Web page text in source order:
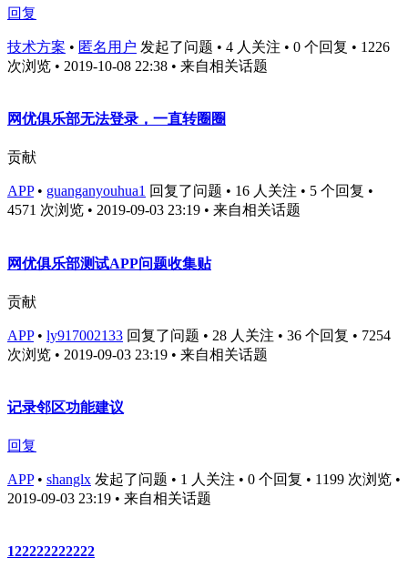
回复
技术方案 • 匿名用户 发起了问题 • 4 人关注 • 0 个回复 • 1226
次浏览 • 2019-10-08 22:38 • 来自相关话题
网优俱乐部无法登录，一直转圈圈
贡献
APP• guanganyouhua1 回复了问题 • 16 人关注 • 5 个回复 •
4571 次浏览 • 2019-09-03 23:19 • 来自相关话题
网优俱乐部测试APP问题收集贴
贡献
APP• ly917002133 回复了问题 • 28 人关注 • 36 个回复 • 7254
次浏览 • 2019-09-03 23:19 • 来自相关话题
记录邻区功能建议
回复
APP• shanglx 发起了问题 • 1 人关注 • 0 个回复 • 1199 次浏览 •
2019-09-03 23:19 • 来自相关话题
122222222222